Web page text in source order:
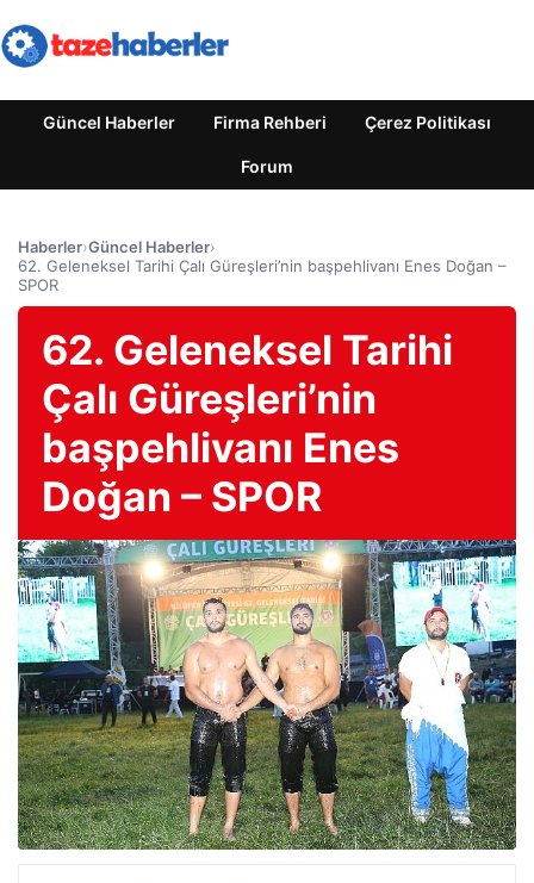
Güncel Haberler Firma Rehberi Çerez Politikası
Forum
Haberler›Güncel Haberler›
62. Geleneksel Tarihi Çalı Güreşleri’nin başpehlivanı Enes Doğan –
SPOR
62. Geleneksel Tarihi
Çalı Güreşleri’nin
başpehlivanı Enes
Doğan – SPOR